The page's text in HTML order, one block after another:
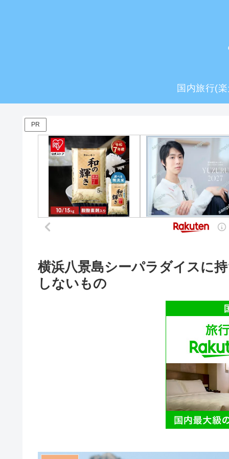
国内旅行(
PR
横浜八景島シーパラダイスに
しないもの